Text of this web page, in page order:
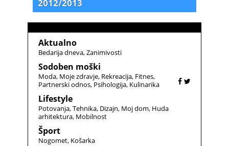
2012/2013
Aktualno
Bedarija dneva Zanimivosti
Sodoben moški
Moda Moje zdravje Rekreacija Fitnes
Partnerski odnos Psihologija Kulinarika
Lifestyle
Potovanja Tehnika Dizajn Moj dom Huda
arhitektura Mobilnost
Šport
Nogomet Košarka